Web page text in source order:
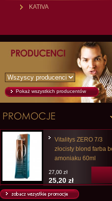
KATIVA
Pokaż wszystkich producentów
Vitalitys ZERO 7/3
złocisty blond farba
amoniaku 60ml
27,00 zł
25,20 zł